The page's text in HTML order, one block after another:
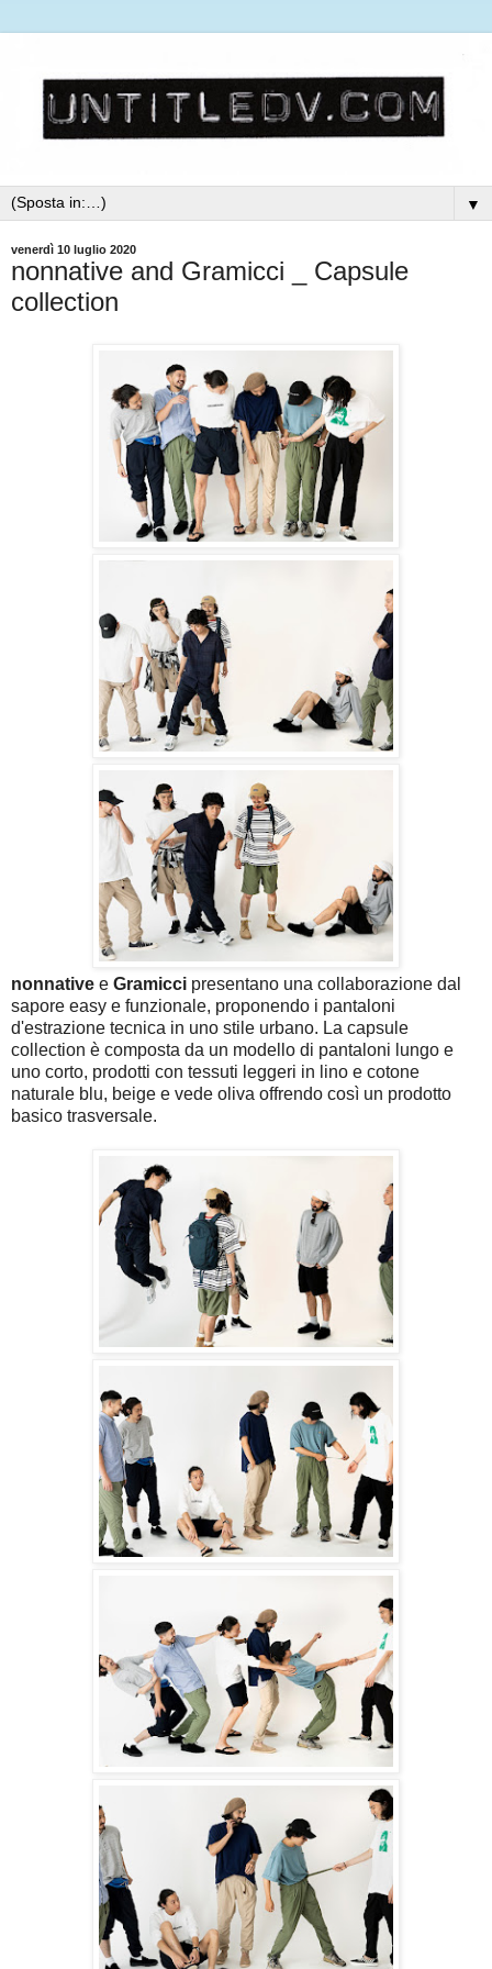
▼
venerdì 10 luglio 2020
nonnative and Gramicci _ Capsule
collection
nonnative e Gramicci presentano una collaborazione dal
sapore easy e funzionale, proponendo i pantaloni
d'estrazione tecnica in uno stile urbano. La capsule
collection è composta da un modello di pantaloni lungo e
uno corto, prodotti con tessuti leggeri in lino e cotone
naturale blu, beige e vede oliva offrendo così un prodotto
basico trasversale.